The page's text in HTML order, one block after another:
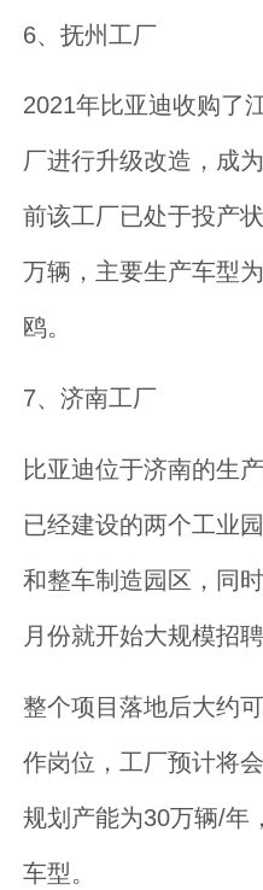
6、抚州工厂
2021年比亚迪收购了
厂进行升级改造，成
前该工厂已处于投产
万辆，主要生产车型
鸥。
7、济南工厂
比亚迪位于济南的生
已经建设的两个工业
和整车制造园区，同
月份就开始大规模招聘
整个项目落地后大约
作岗位，工厂预计将
规划产能为30万辆/年
车型。